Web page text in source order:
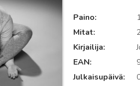
Paino
Mitat
Kirjailija
EAN
Julkaisupäivä